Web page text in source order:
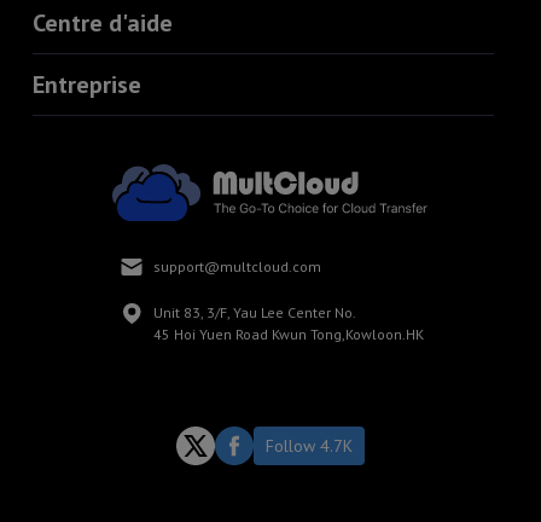
Centre d'aide
Entreprise
support@multcloud.com
Unit 83, 3/F, Yau Lee Center No.
45 Hoi Yuen Road Kwun Tong,Kowloon.HK
Follow 4.7K